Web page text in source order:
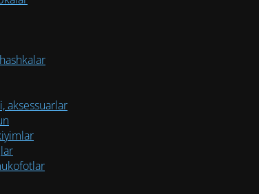
aksessuarlar